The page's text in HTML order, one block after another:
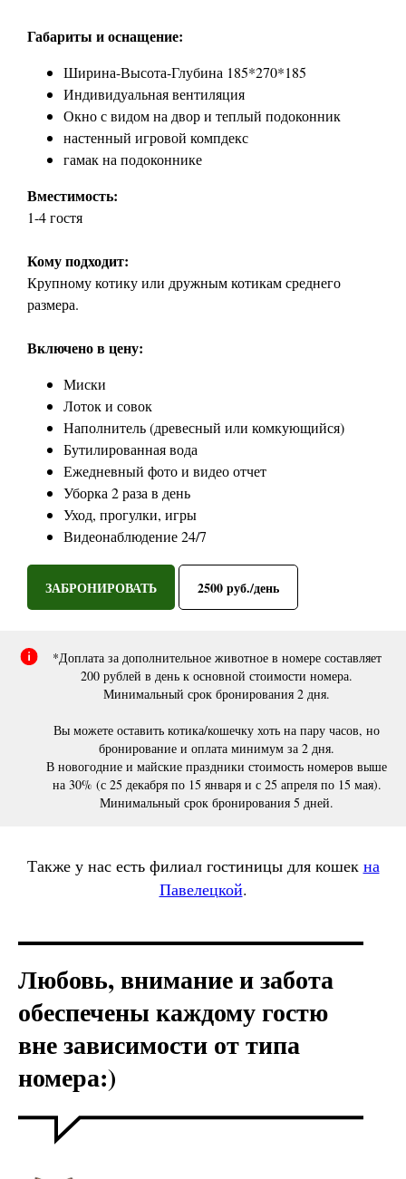
Габариты и оснащение:
Ширина-Высота-Глубина 185*270*185
Индивидуальная вентиляция
Окно с видом на двор и теплый подоконник
настенный игровой компдекс
гамак на подоконнике
Вместимость:
1-4 гостя
Кому подходит:
Крупному котику или дружным котикам среднего
размера.
Включено в цену:
Миски
Лоток и совок
Наполнитель (древесный или комкующийся)
Бутилированная вода
Ежедневный фото и видео отчет
Уборка 2 раза в день
Уход, прогулки, игры
Видеонаблюдение 24/7
ЗАБРОНИРОВАТЬ 2500 руб./день
*Доплата за дополнительное животное в номере составляет
200 рублей в день к основной стоимости номера.
Минимальный срок бронирования 2 дня.
Вы можете оставить котика/кошечку хоть на пару часов, но
бронирование и оплата минимум за 2 дня.
В новогодние и майские праздники стоимость номеров выше
на 30% (с 25 декабря по 15 января и с 25 апреля по 15 мая).
Минимальный срок бронирования 5 дней.
Также у нас есть филиал гостиницы для кошек на
Павелецкой.
Любовь, внимание и забота
обеспечены каждому гостю
вне зависимости от типа
номера:)